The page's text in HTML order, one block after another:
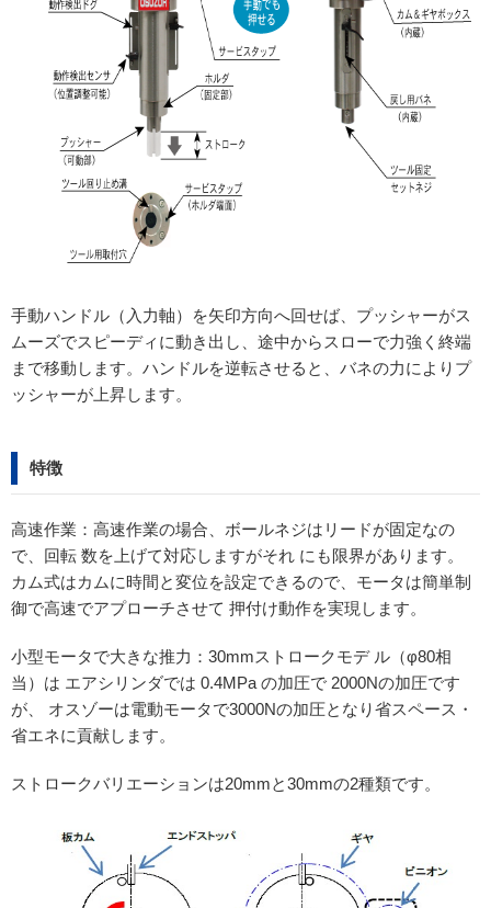
手動ハンドル（入力軸）を矢印方向へ回せば、プッシャーがス
ムーズでスピーディに動き出し、途中からスローで力強く終端
まで移動します。ハンドルを逆転させると、バネの力によりプ
ッシャーが上昇します。
特徴
高速作業：高速作業の場合、ボールネジはリードが固定なの
で、回転 数を上げて対応しますがそれ にも限界があります。
カム式はカムに時間と変位を設定できるので、モータは簡単制
御で高速でアプローチさせて 押付け動作を実現します。
小型モータで大きな推力：30mmストロークモデ ル（φ80相
当）は エアシリンダでは 0.4MPa の加圧で 2000Nの加圧です
が、 オスゾーは電動モータで3000Nの加圧となり省スペース・
省エネに貢献します。
ストロークバリエーションは20mmと30mmの2種類です。